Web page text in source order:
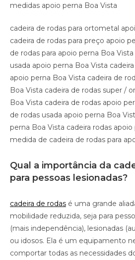
medidas apoio perna Boa Vista
cadeira de rodas para ortometal
cadeira de rodas para preço apoio
de rodas para apoio perna Boa
usada apoio perna Boa Vista
apoio perna Boa Vista cadeira de
Boa Vista cadeira de rodas super /
Boa Vista cadeira de rodas apoio
de rodas usada apoio perna Boa
perna Boa Vista cadeira rodas
medida de cadeira de rodas para
Qual a importância da
para pessoas lesionadas?
cadeira de rodas é uma grande
mobilidade reduzida, seja para
(mais independência), lesionadas
ou idosos. Ela é um equipamento
comportar todas as necessidades